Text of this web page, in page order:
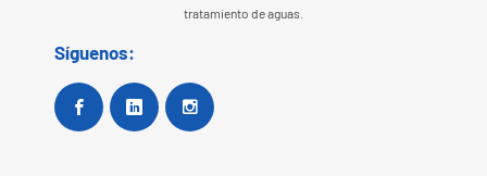
tratamiento de aguas.
Síguenos:
Facebook Google+